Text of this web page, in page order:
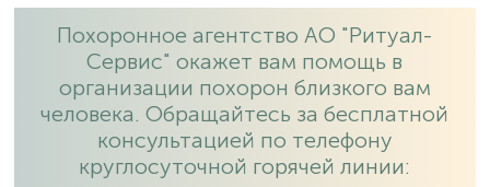
Похоронное агентство АО "Ритуал-
Сервис" окажет вам помощь в
организации похорон близкого вам
человека. Обращайтесь за бесплатной
консультацией по телефону
круглосуточной горячей линии: